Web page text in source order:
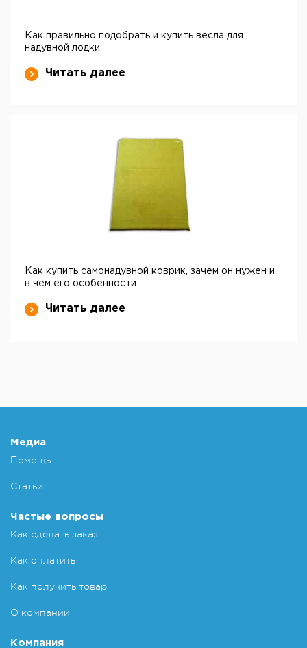
Как правильно подобрать и купить весла для
надувной лодки
Читать далее
Как купить самонадувной коврик, зачем он нужен и
в чем его особенности
Читать далее
Медиа
Помощь
Статьи
Частые вопросы
Как сделать заказ
Как оплатить
Как получить товар
О компании
Компания